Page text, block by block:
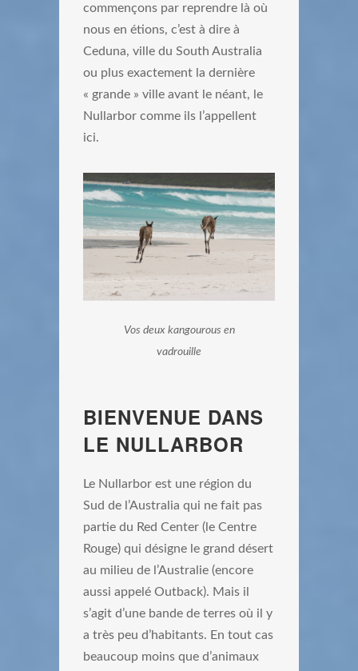
commençons par reprendre là où
nous en étions, c’est à dire à
Ceduna, ville du South Australia
ou plus exactement la dernière
« grande » ville avant le néant, le
Nullarbor comme ils l’appellent
ici.
Vos deux kangourous en
vadrouille
BIENVENUE DANS
LE NULLARBOR
Le Nullarbor est une région du
Sud de l’Australia qui ne fait pas
partie du Red Center (le Centre
Rouge) qui désigne le grand désert
au milieu de l’Australie (encore
aussi appelé Outback). Mais il
s’agit d’une bande de terres où il y
a très peu d’habitants. En tout cas
beaucoup moins que d’animaux